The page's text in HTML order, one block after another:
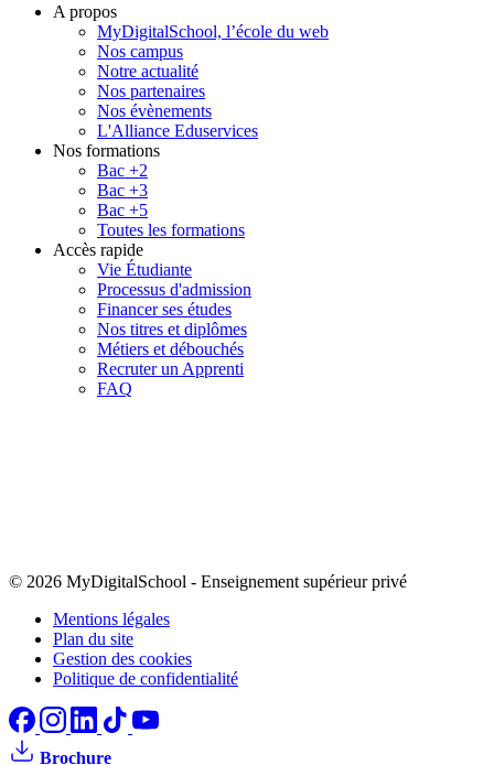
A propos
MyDigitalSchool, l’école du web
Nos campus
Notre actualité
Nos partenaires
Nos évènements
L'Alliance Eduservices
Nos formations
Bac +2
Bac +3
Bac +5
Toutes les formations
Accès rapide
Vie Étudiante
Processus d'admission
Financer ses études
Nos titres et diplômes
Métiers et débouchés
Recruter un Apprenti
FAQ
© 2026 MyDigitalSchool - Enseignement supérieur privé
Mentions légales
Plan du site
Gestion des cookies
Politique de confidentialité
Brochure